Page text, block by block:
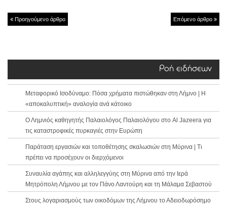
Προηγούμενο άρθρο Επόμενο άρθρο
Ροή ειδήσεων
Μεταφορικό Ισοδύναμο: Πόσα χρήματα πιστώθηκαν στη Λήμνο | Η
«αποκαλυπτική» αναλογία ανά κάτοικο
Ο Λημνιός καθηγητής Παλαιολόγος Παλαιολόγου στο Al Jazeera για
τις καταστροφικές πυρκαγιές στην Ευρώπη
Παράταση εργασιών και τοποθέτησης σκαλωσιών στη Μύρινα | Τι
πρέπει να προσέχουν οι διερχόμενοι
Συναυλία αγάπης και αλληλεγγύης στη Μύρινα από την Ιερά
Μητρόπολη Λήμνου με τον Πάνο Λαντούρη και τη Μάλαμα Σεβαστού
Στους λογαριασμούς των οικοδόμων της Λήμνου το Αδειοδωρόσημο